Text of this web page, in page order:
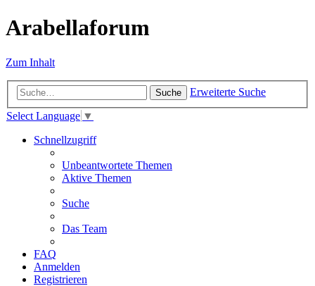
Arabellaforum
Zum Inhalt
Suche
Erweiterte Suche
Select Language ▼
Schnellzugriff
Unbeantwortete Themen
Aktive Themen
Suche
Das Team
FAQ
Anmelden
Registrieren